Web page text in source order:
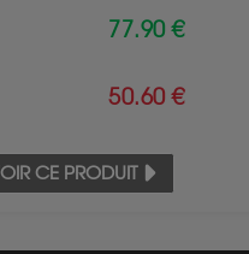
77.90 €
50.60 €
CE PRODUIT